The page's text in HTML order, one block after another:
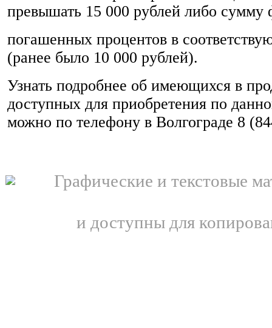
превышать 15 000 рублей либо сумму
погашенных процентов в
(ранее было 10 000 рублей).
Узнать подробнее об имеющихся в
доступных для приобретения по
можно по телефону в Волгограде 8
Графические и текстовые
и доступны для